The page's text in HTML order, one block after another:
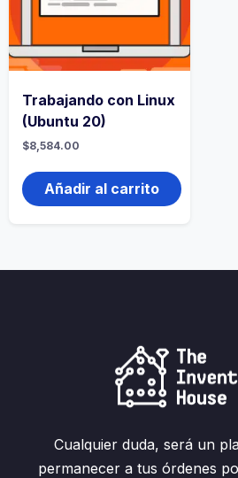
Trabajando con Linux
(Ubuntu 20)
$8,584.00
Añadir al carrito
Cualquier duda, será un
permanecer a tus órdenes